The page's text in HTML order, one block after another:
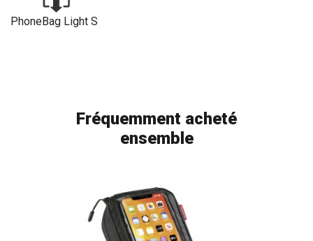
PhoneBag Light S
Fréquemment acheté
ensemble